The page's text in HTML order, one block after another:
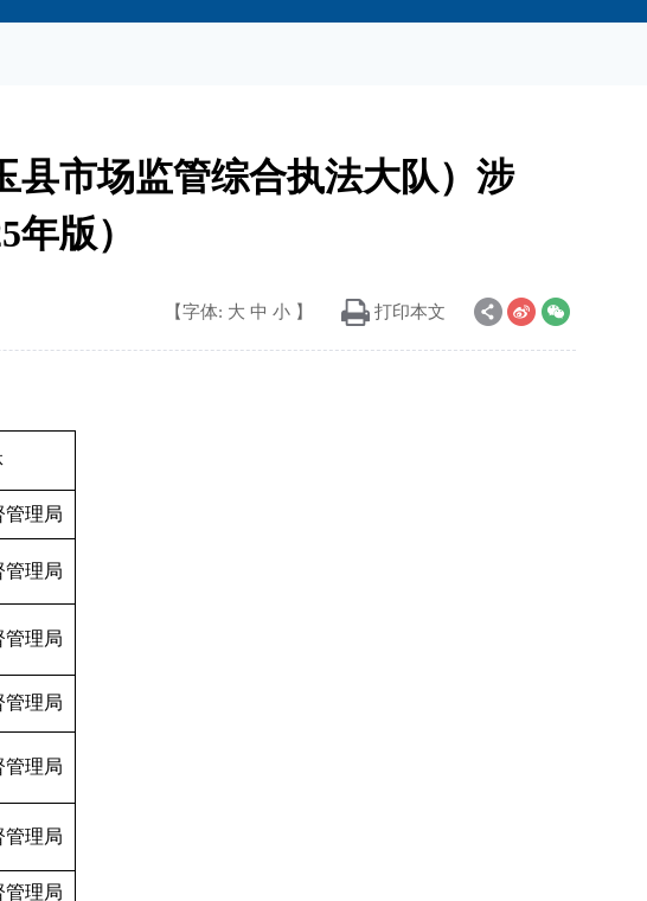
县市场监管综合执法大队）涉
版）
【字体: 大 中 小 】 打印本文
管理局
管理局
管理局
管理局
管理局
管理局
管理局